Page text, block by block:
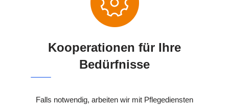
Kooperationen für Ihre
Bedürfnisse
Falls notwendig, arbeiten wir mit Pflegediensten